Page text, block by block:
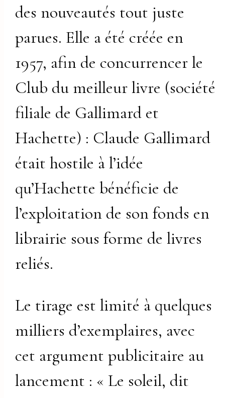
des nouveautés tout juste
parues. Elle a été créée en
1957, afin de concurrencer le
Club du meilleur livre (société
filiale de Gallimard et
Hachette) : Claude Gallimard
était hostile à l’idée
qu’Hachette bénéficie de
l’exploitation de son fonds en
librairie sous forme de livres
reliés.
Le tirage est limité à quelques
milliers d’exemplaires, avec
cet argument publicitaire au
lancement : « Le soleil, dit